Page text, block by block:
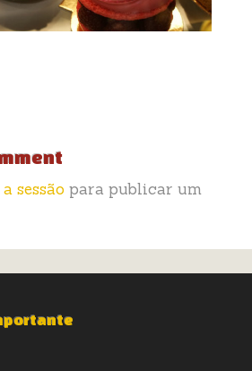
sessão para publicar um